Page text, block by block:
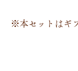
※本セットはギ